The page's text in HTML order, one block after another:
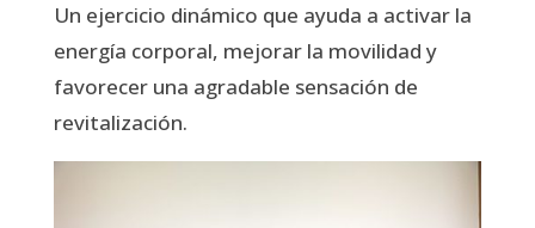
Un ejercicio dinámico que ayuda a activar la
energía corporal, mejorar la movilidad y
favorecer una agradable sensación de
revitalización.